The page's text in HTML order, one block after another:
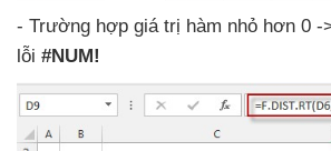
- Trường hợp giá trị hàm nhỏ hơn 0 -
lỗi #NUM!